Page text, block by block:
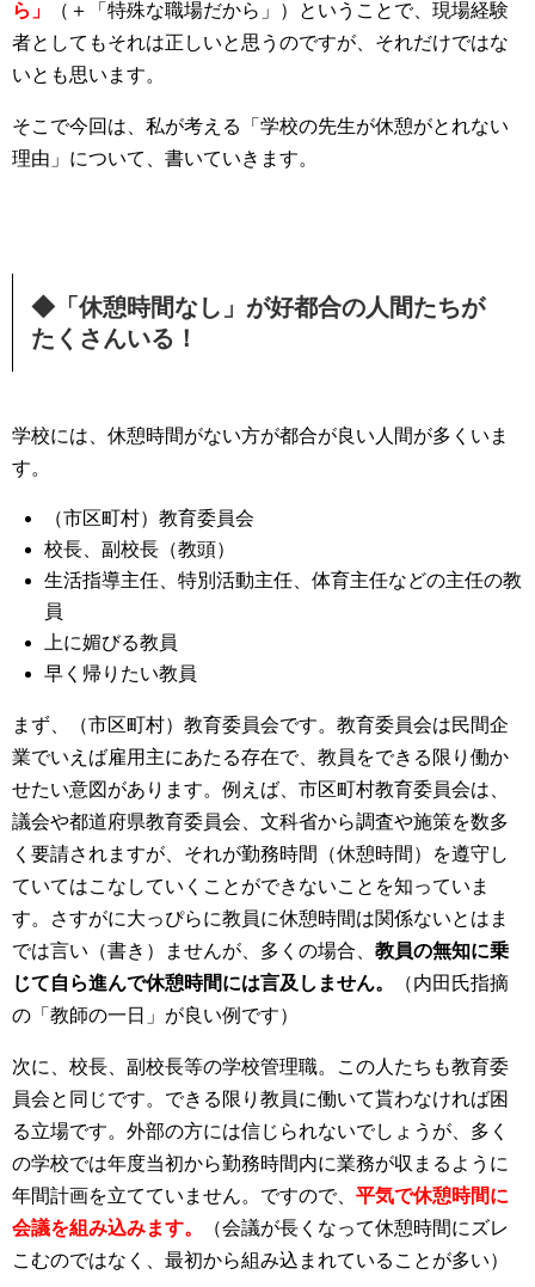
ら」
（＋「特殊な職場だから」）ということで、現場経験
者としてもそれは正しいと思うのですが、それだけではな
いとも思います。
そこで今回は、私が考える「学校の先生が休憩がとれない
理由」について、書いていきます。
◆「休憩時間なし」が好都合の人間たちが
たくさんいる！
学校には、休憩時間がない方が都合が良い人間が多くいま
す。
（市区町村）教育委員会
校長、副校長（教頭）
生活指導主任、特別活動主任、体育主任などの主任の教
員
上に媚びる教員
早く帰りたい教員
まず、（市区町村）教育委員会です。教育委員会は民間企
業でいえば雇用主にあたる存在で、教員をできる限り働か
せたい意図があります。例えば、市区町村教育委員会は、
議会や都道府県教育委員会、文科省から調査や施策を数多
く要請されますが、それが勤務時間（休憩時間）を遵守し
ていてはこなしていくことができないことを知っていま
す。さすがに大っぴらに教員に休憩時間は関係ないとはま
では言い（書き）ませんが、多くの場合、 教員の無知に乗
じて自ら進んで休憩時間には言及しません。
（内田氏指摘
の「教師の一日」が良い例です）
次に、校長、副校長等の学校管理職。この人たちも教育委
員会と同じです。できる限り教員に働いて貰わなければ困
る立場です。外部の方には信じられないでしょうが、多く
の学校では年度当初から勤務時間内に業務が収まるように
年間計画を立てていません。ですので、 平気で休憩時間に
会議を組み込みます。
（会議が長くなって休憩時間にズレ
こむのではなく、最初から組み込まれていることが多い）